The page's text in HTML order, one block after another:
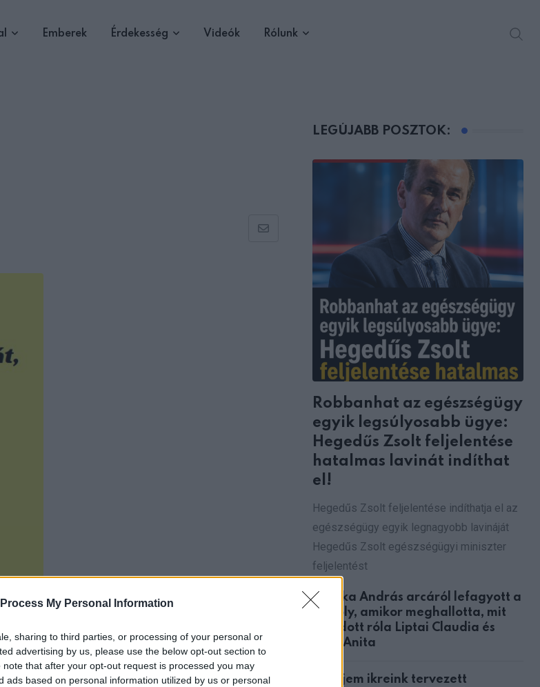
My Personal Information
sharing to third parties, or processing of your personal or
advertising by us, please use the below opt-out section to
that after your opt-out request is processed you may
ads based on personal information utilized by us or personal
Emberek Érdekesség Videók Rólunk
Share
LEGÚJABB POSZTOK:
Robbanhat az egészségügy
egyik legsúlyosabb ügye:
Hegedűs Zsolt feljelentése
hatalmas lavinát indíthat
el!
Hegedűs Zsolt feljelentése indíthatja el az
egészségügy egyik legnagyobb lavináját
Hegedűs Zsolt egészségügyi miniszter
feljelentést
Csonka András arcáról lefagyott a
mosoly, amikor meghallotta, mit
mondott róla Liptai Claudia és
Ábel Anita
A férjem ikreink tervezett